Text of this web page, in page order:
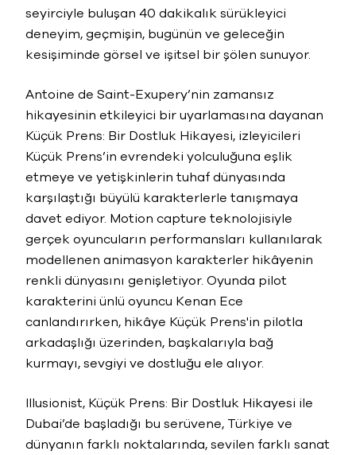
seyirciyle buluşan 40 dakikalık sürükleyici
deneyim, geçmişin, bugünün ve geleceğin
kesişiminde görsel ve işitsel bir şölen sunuyor.
Antoine de Saint-Exupery’nin zamansız
hikayesinin etkileyici bir uyarlamasına dayanan
Küçük Prens: Bir Dostluk Hikayesi, izleyicileri
Küçük Prens’in evrendeki yolculuğuna eşlik
etmeye ve yetişkinlerin tuhaf dünyasında
karşılaştığı büyülü karakterlerle tanışmaya
davet ediyor. Motion capture teknolojisiyle
gerçek oyuncuların performansları kullanılarak
modellenen animasyon karakterler hikâyenin
renkli dünyasını genişletiyor. Oyunda pilot
karakterini ünlü oyuncu Kenan Ece
canlandırırken, hikâye Küçük Prens'in pilotla
arkadaşlığı üzerinden, başkalarıyla bağ
kurmayı, sevgiyi ve dostluğu ele alıyor.
Illusionist, Küçük Prens: Bir Dostluk Hikayesi ile
Dubai’de başladığı bu serüvene, Türkiye ve
dünyanın farklı noktalarında, sevilen farklı sanat